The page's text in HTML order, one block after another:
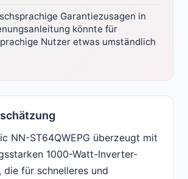
Garantiezusagen in
könnte für
Nutzer etwas umständlich
NN-ST64QWEPG überzeugt mit
1000-Watt-Inverter-
die für schnelleres und